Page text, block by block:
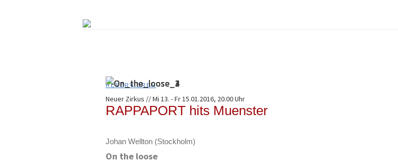
zum
RESERVIEREN
Neuer Zirkus // Mi 13. - Fr 15.01.2016, 20.00 Uhr
RAPPAPORT hits Muenster
Johan Wellton (Stockholm)
On the loose